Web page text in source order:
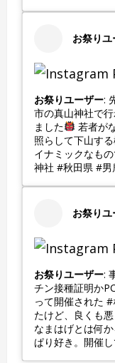
お祭り
お祭りユーザー:
市の真山神社で
ました
若者が
照らして下山す
イナミックなも
神社 #秋田県 #男
お祭り
お祭りユーザー:
チン接種証明か
って開催された
たけど、良くも
なまはげとは何
ぱり好き。開催